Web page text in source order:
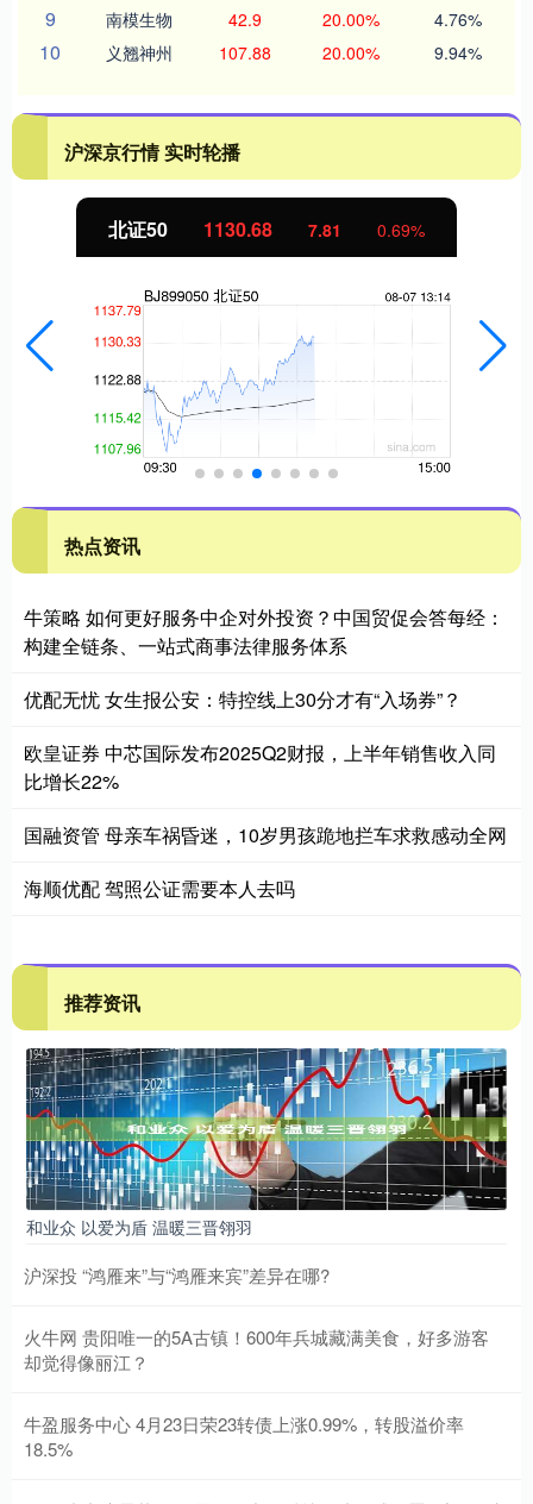
9 南模生物 42.9 20.00% 4.76%
10 义翘神州 107.88 20.00% 9.94%
沪深京行情 实时轮播
北证50 1130.68 7.81 0.69%
热点资讯
牛策略 如何更好服务中企对外投资？中国贸促会答每经：
构建全链条、一站式商事法律服务体系
优配无忧 女生报公安：特控线上30分才有“入场券”？
欧皇证券 中芯国际发布2025Q2财报，上半年销售收入同
比增长22%
国融资管 母亲车祸昏迷，10岁男孩跪地拦车求救感动全网
海顺优配 驾照公证需要本人去吗
推荐资讯
和业众 以爱为盾 温暖三晋翎羽
沪深投 “鸿雁来”与“鸿雁来宾”差异在哪?
火牛网 贵阳唯一的5A古镇！600年兵城藏满美食，好多游客
却觉得像丽江？
牛盈服务中心 4月23日荣23转债上涨0.99%，转股溢价率
18.5%